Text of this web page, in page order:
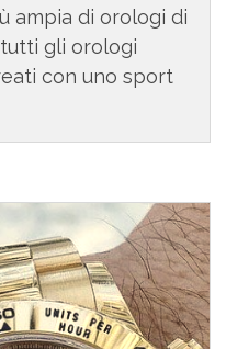
ampia di orologi di
tutti gli orologi
con uno sport